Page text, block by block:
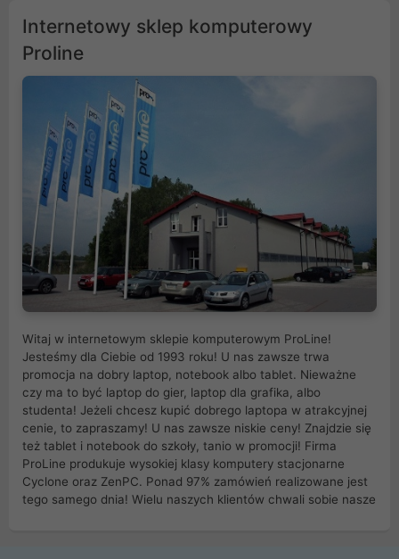
Internetowy sklep komputerowy
Proline
Witaj w internetowym sklepie komputerowym ProLine!
Jesteśmy dla Ciebie od 1993 roku! U nas zawsze trwa
promocja na dobry laptop, notebook albo tablet. Nieważne
czy ma to być laptop do gier, laptop dla grafika, albo
studenta! Jeżeli chcesz kupić dobrego laptopa w atrakcyjnej
cenie, to zapraszamy! U nas zawsze niskie ceny! Znajdzie się
też tablet i notebook do szkoły, tanio w promocji! Firma
ProLine produkuje wysokiej klasy komputery stacjonarne
Cyclone oraz ZenPC. Ponad 97% zamówień realizowane jest
tego samego dnia! Wielu naszych klientów chwali sobie nasze